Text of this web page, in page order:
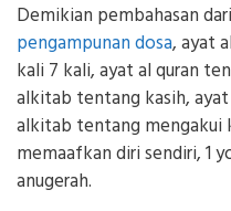
Demikian pembahasan dari
pengampunan dosa, ayat
kali 7 kali, ayat al quran
alkitab tentang kasih,
alkitab tentang mengakui
memaafkan diri sendiri, 1
anugerah.